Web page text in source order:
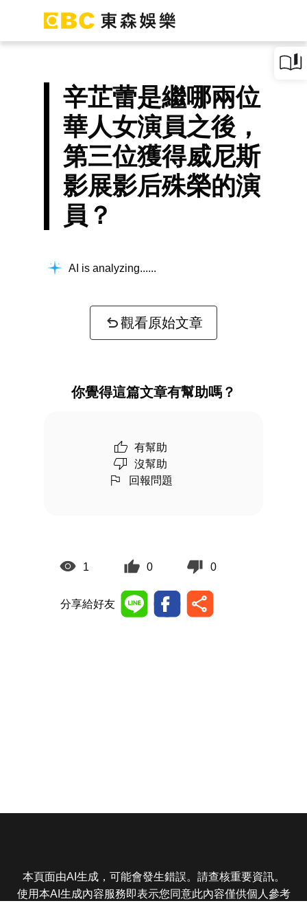
辛芷蕾是繼哪兩位
華人女演員之後，
第三位獲得威尼斯
影展影后殊榮的演
員？
AI is analyzing...
觀看原始文章
你覺得這篇文章有幫助嗎？
有幫助
沒幫助
回報問題
1 0 0
分享給好友
本頁面由AI生成，可能會發生錯誤。請查核重要資訊。
使用本AI生成內容服務即表示您同意此內容僅供個人參考